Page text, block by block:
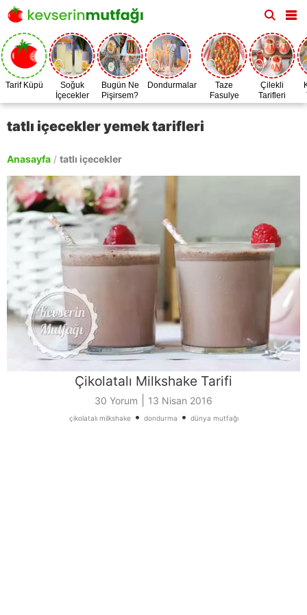
Tarif Küpü
Soğuk
İçecekler
Bugün Ne
Pişirsem?
Dondurmalar
Taze
Fasulye
Zamanı
Çilekli
Tarifleri
tatlı içecekler yemek tarifleri
Anasayfa / tatlı içecekler
Çikolatalı Milkshake Tarifi
30 Yorum 13 Nisan 2016
çikolatalı milkshake• dondurma • dünya mutfağı